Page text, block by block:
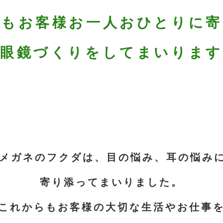
お客様お一人おひとりに
眼鏡づくりをしてまいります
ガネのフクダは、目の悩み、耳の悩みに
寄り添ってまいりました。
れからもお客様の大切な生活やお仕事を